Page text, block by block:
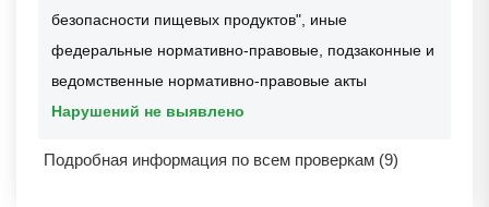
безопасности пищевых продуктов", иные
федеральные нормативно-правовые, подзаконные и
ведомственные нормативно-правовые акты
Нарушений не выявлено
Подробная информация по всем проверкам (9)